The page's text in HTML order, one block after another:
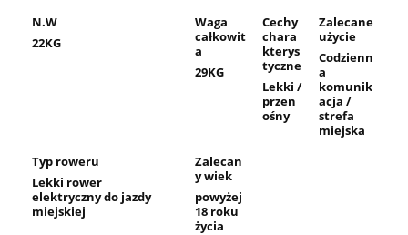
N.W
22KG
Waga
całkowit
a
29KG
Cechy
chara
kterys
tyczne
Lekki /
przen
ośny
Zalecane
użycie
Codzienn
a
komunik
acja /
strefa
miejska
Typ roweru
Lekki rower
elektryczny do jazdy
miejskiej
Zalecan
y wiek
powyżej
18 roku
życia